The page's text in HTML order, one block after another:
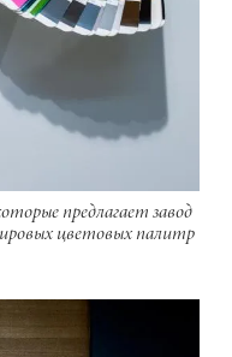
предлагает завод
цветовых палитр